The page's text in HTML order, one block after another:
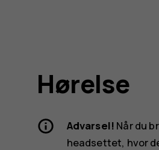
Hørelse
Advarsel! Når du
headsettet, hvor